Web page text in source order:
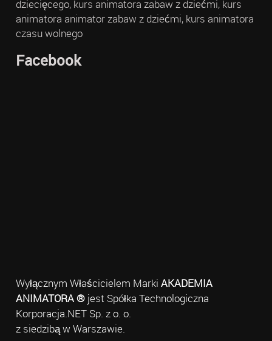
dziecięcego, kurs animatora zabaw z dziećmi, kurs
animatora animator zabaw z dziećmi, kurs animatora
czasu wolnego
Facebook
Wyłącznym Właścicielem Marki AKADEMIA
ANIMATORA ®jest Spółka Technologiczna
Korporacja.NET Sp. z o. o.
z siedzibą w Warszawie.